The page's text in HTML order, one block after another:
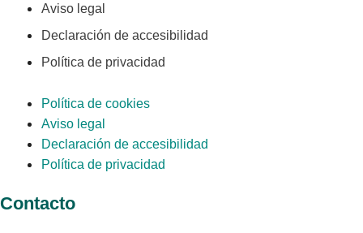
Aviso legal
Declaración de accesibilidad
Política de privacidad
Política de cookies
Aviso legal
Declaración de accesibilidad
Política de privacidad
Contacto